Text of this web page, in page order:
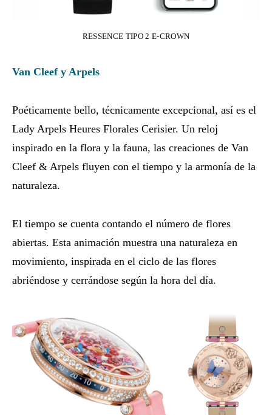
RESSENCE TIPO 2 E-CROWN
Van Cleef y Arpels
Poéticamente bello, técnicamente excepcional, así es el
Lady Arpels Heures Florales Cerisier. Un reloj
inspirado en la flora y la fauna, las creaciones de Van
Cleef & Arpels fluyen con el tiempo y la armonía de la
naturaleza.
El tiempo se cuenta contando el número de flores
abiertas. Esta animación muestra una naturaleza en
movimiento, inspirada en el ciclo de las flores
abriéndose y cerrándose según la hora del día.